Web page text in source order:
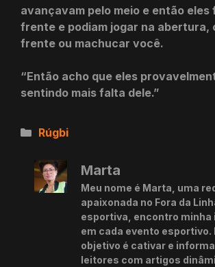
avançavam pelo meio e então eles
frente e podiam jogar na abertura,
frente ou machucar você.
“Então acho que eles
sentindo mais falta dele.”
Categorias
Rúgbi
Marta
Meu nome é Marta, uma
apaixonada no Fora da
esportiva, encontro minha
em cada evento esportivo.
objetivo é cativar e
leitores com artigos